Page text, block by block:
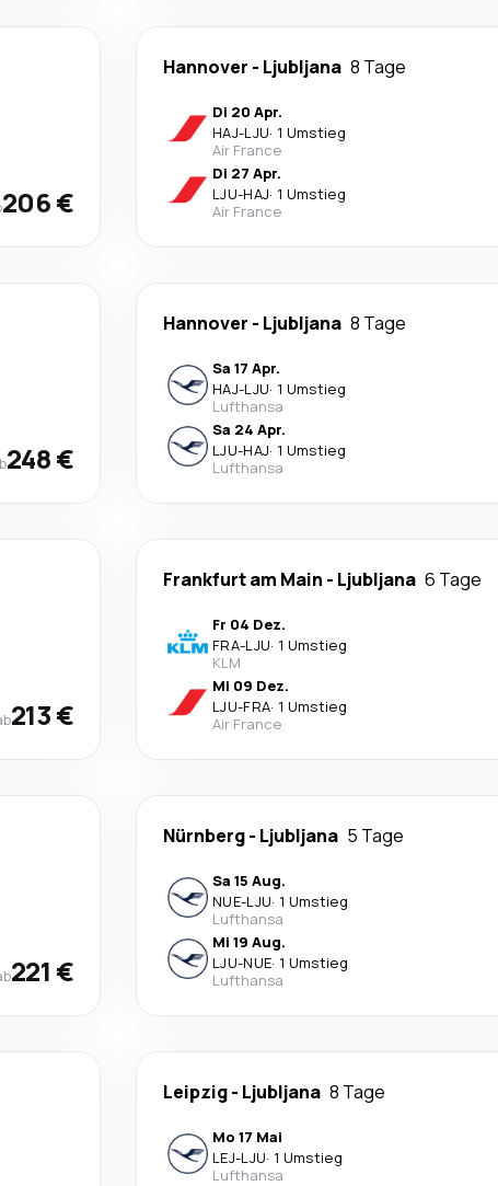
206 €
Hannover - Ljubljana 8 Tage
Di 20 Apr.
HAJ-LJU· 1 Umstieg
Air France
Di 27 Apr.
LJU-HAJ· 1 Umstieg
Air France
248 €
Hannover - Ljubljana 8 Tage
Sa 17 Apr.
HAJ-LJU· 1 Umstieg
Lufthansa
Sa 24 Apr.
LJU-HAJ· 1 Umstieg
Lufthansa
213 €
Frankfurt am Main - Ljubljana 6 Tage
Fr 04 Dez.
FRA-LJU· 1 Umstieg
KLM
Mi 09 Dez.
LJU-FRA· 1 Umstieg
Air France
221 €
Nürnberg- Ljubljana 5 Tage
Sa 15 Aug.
NUE-LJU· 1 Umstieg
Lufthansa
Mi 19 Aug.
LJU-NUE· 1 Umstieg
Lufthansa
Leipzig- Ljubljana 8 Tage
Mo 17 Mai
LEJ-LJU· 1 Umstieg
Lufthansa